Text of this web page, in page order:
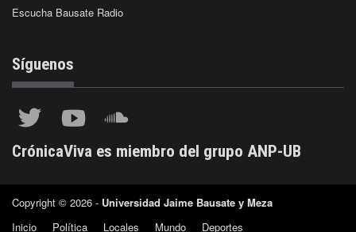
Escucha Bausate Radio
Síguenos
CrónicaViva es miembro del grupo ANP-UB
Copyright © 2026 - Universidad Jaime Bausate y Meza
Inicio
Política Locales Mundo Deportes